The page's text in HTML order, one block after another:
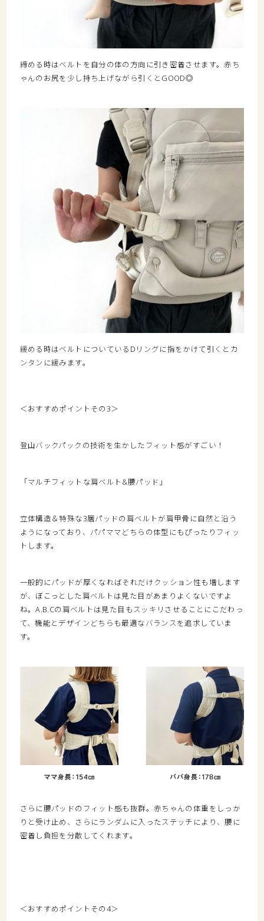
締める時はベルトを自分の体の方向に引き密着させます。赤ち
ゃんのお尻を少し持ち上げながら引くとGOOD◎
緩める時はベルトについているDリングに指をかけて引くとカ
ンタンに緩みます。
＜おすすめポイントその3＞
登山バックパックの技術を生かしたフィット感がすごい！
「マルチフィットな肩ベルト&腰パッド」
立体構造＆特殊な3層パッドの肩ベルトが肩甲骨に自然と沿う
ようになっており、パパママどちらの体型にもぴったりフィッ
トします。
一般的にパッドが厚くなればそれだけクッション性も増します
が、ぼこっとした肩ベルトは見た目があまりよくないですよ
ね。A.B.Cの肩ベルトは見た目もスッキリさせることにこだわっ
て、機能とデザインどちらも最適なバランスを追求していま
す。
さらに腰パッドのフィット感も抜群。赤ちゃんの体重をしっか
りと受け止め、さらにランダムに入ったステッチにより、腰に
密着し負担を分散してくれます。
＜おすすめポイントその4＞